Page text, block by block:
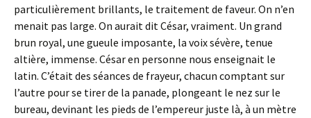
particulièrement brillants, le traitement de faveur. On n’en
menait pas large. On aurait dit César, vraiment. Un grand
brun royal, une gueule imposante, la voix sévère, tenue
altière, immense. César en personne nous enseignait le
latin. C’était des séances de frayeur, chacun comptant sur
l’autre pour se tirer de la panade, plongeant le nez sur le
bureau, devinant les pieds de l’empereur juste là, à un mètre